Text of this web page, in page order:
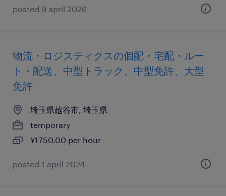
posted 9 april 2026
物流・ロジスティクスの個配・宅配・ルー
ト・配送、中型トラック、中型免許、大型
免許
埼玉県越谷市, 埼玉県
temporary
¥1750.00 per hour
posted 1 april 2024